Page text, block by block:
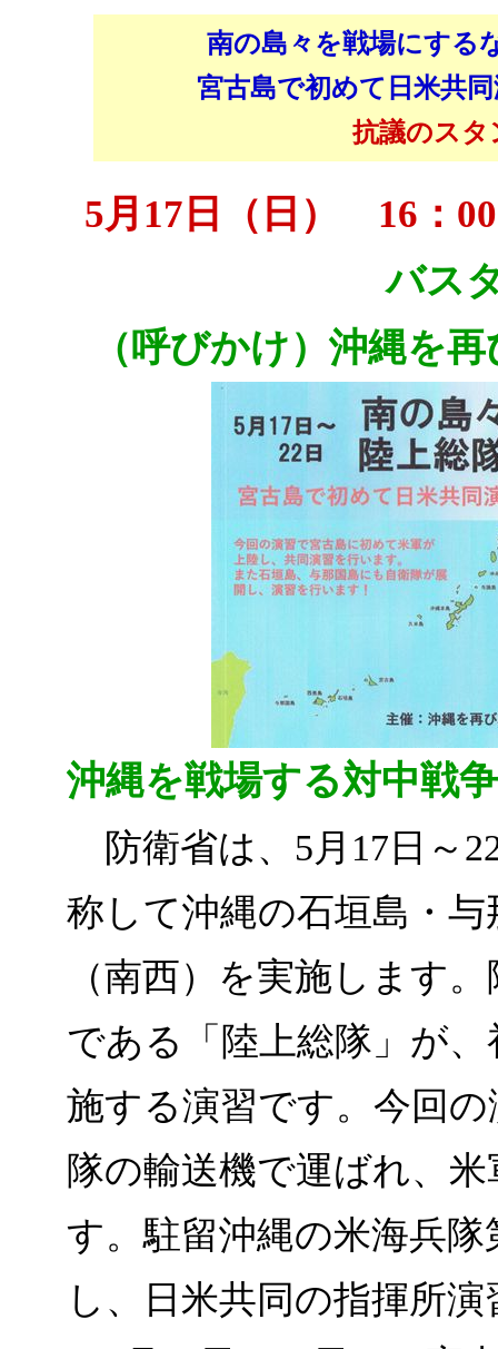
南の島々を戦場にする
宮古島で初めて日米共同
抗議のスタ
5月17日（日） 16：
バス
（呼びかけ）沖縄を
沖縄を戦場する対中戦
防衛省は、5月17日～
称して沖縄の石垣島・
（南西）を実施します
である「陸上総隊」が
施する演習です。今回
隊の輸送機で運ばれ、
す。駐留沖縄の米海兵
し、日米共同の指揮所